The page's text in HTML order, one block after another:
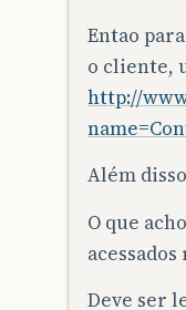
Entao
o cliente,
http://
Além
O que
Deve ser